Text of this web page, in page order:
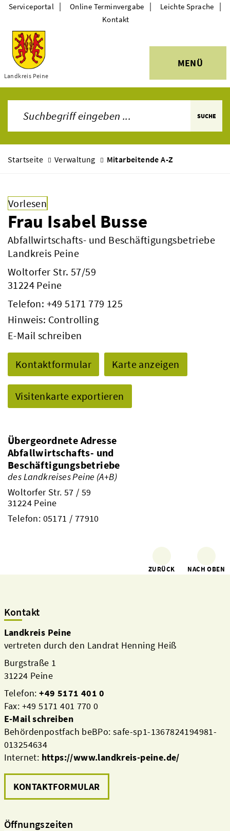
Themen
Landkreis Peine
MENÜ
Serviceportal | Online Terminvergabe | Leichte Sprache |
Kontakt
SUCHE
Startseite Verwaltung Mitarbeitende A-Z
Vorlesen
Frau Isabel Busse
Abfallwirtschafts- und Beschäftigungsbetriebe
Landkreis Peine
Woltorfer Str. 57/59
31224 Peine
Telefon: +49 5171 779 125
Hinweis: Controlling
E-Mail schreiben
Kontaktformular Karte anzeigen
Visitenkarte exportieren
Übergeordnete Adresse
Abfallwirtschafts- und
Beschäftigungsbetriebe
des Landkreises Peine (A+B)
Woltorfer Str. 57 / 59
31224 Peine
Telefon: 05171 / 77910
ZURÜCK NACH OBEN
Kontakt
Landkreis Peine
vertreten durch den Landrat Henning Heiß
Burgstraße 1
31224 Peine
Telefon:+49 5171 401 0
Fax: +49 5171 401 770 0
E-Mail schreiben
Behördenpostfach beBPo: safe-sp1-1367824194981-
013254634
Internet: https://www.landkreis-peine.de/
KONTAKTFORMULAR
Öffnungszeiten